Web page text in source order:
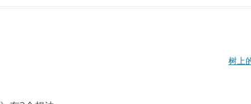
树上